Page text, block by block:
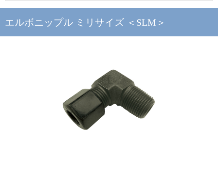
エルボニップル ミリサイズ ＜SLM＞